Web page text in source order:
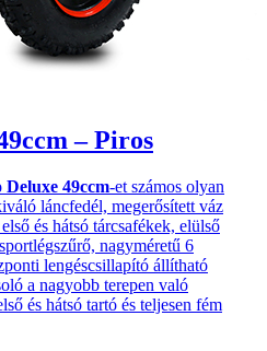
– Piros
49ccm-et számos olyan
láncfedél, megerősített váz
és hátsó tárcsafékek, elülső
nagyméretű 6
lengéscsillapító állítható
a nagyobb terepen való
és hátsó tartó és teljesen fém